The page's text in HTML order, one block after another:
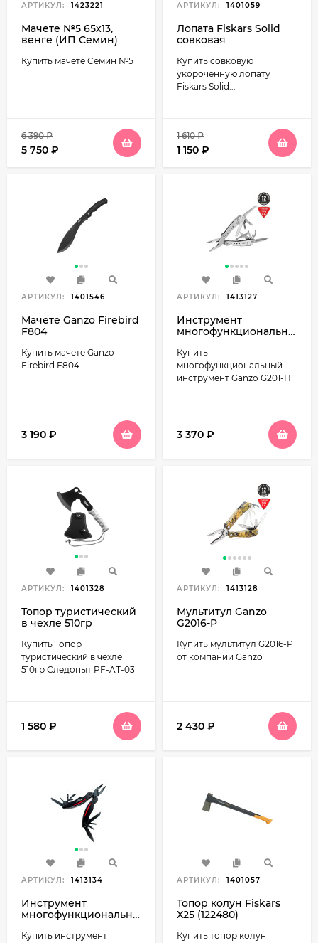
АРТИКУЛ: 1423221
Мачете №5 65х13,
венге (ИП Семин)
Купить мачете Семин №5
6 390₽
5 750 ₽
АРТИКУЛ: 1401059
Лопата Fiskars Solid
совковая
(132622/1026649)
Купить совковую
укороченную лопату
Fiskars Solid...
1 610₽
1 150 ₽
АРТИКУЛ: 1401546
Мачете Ganzo Firebird
F804
Купить мачете Ganzo
Firebird F804
3 190 ₽
АРТИКУЛ: 1413127
Инструмент
многофункциональный
Купить
многофункциональный
инструмент Ganzo G201-H
3 370 ₽
АРТИКУЛ: 1401328
Топор туристический
в чехле 510гр
Купить Топор
туристический в чехле
510гр Следопыт PF-AT-03
1 580 ₽
АРТИКУЛ: 1413128
Мультитул Ganzo
G2016-P
Купить мультитул G2016-P
от компании Ganzo
2 430 ₽
АРТИКУЛ: 1413134
Инструмент
многофункциональный
Купить инструмент
АРТИКУЛ: 1401057
Топор колун Fiskars
X25 (122480)
Купить топор колун